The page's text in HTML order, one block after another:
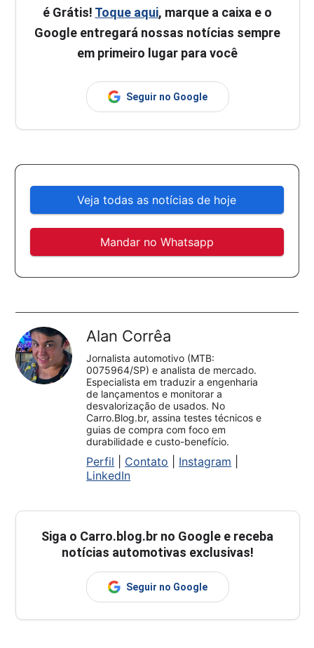
é Grátis! Toque aqui, marque a caixa e o
Google entregará nossas notícias sempre
em primeiro lugar para você
Seguir no Google
Veja todas as notícias de hoje
Mandar no Whatsapp
Alan Corrêa
Jornalista automotivo (MTB:
0075964/SP) e analista de mercado.
Especialista em traduzir a engenharia
de lançamentos e monitorar a
desvalorização de usados. No
Carro.Blog.br, assina testes técnicos e
guias de compra com foco em
durabilidade e custo-benefício.
Perfil Contato Instagram
LinkedIn
Siga o Carro.blog.br no Google e receba
notícias automotivas exclusivas!
Seguir no Google